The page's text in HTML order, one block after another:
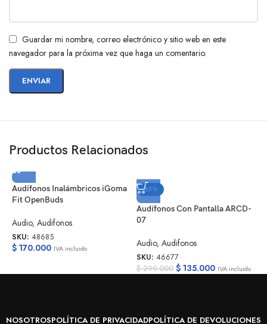
Guardar mi nombre, correo electrónico y sitio web en este
navegador para la próxima vez que haga un comentario.
Productos Relacionados
Audífonos Inalámbricos iGoma
Fit OpenBuds
Audio, Audifonos
SKU: 48685
$ 170.000 IVA incluido
-55%
Audífonos Con Pantalla ARCD-
07
Audio, Audifonos
SKU: 46677
$299.000 $135.000 IVA incluido
NOSOTROSPOLÍTICA DE PRIVACIDADPOLÍTICA DE DEVOLUCIONES